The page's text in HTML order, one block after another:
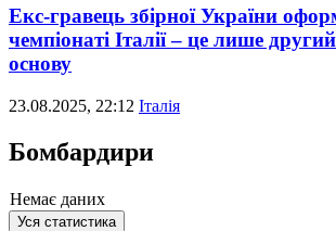
Екс-гравець збірної України
чемпіонаті Італії – це лише
основу
23.08.2025, 22:12 Італія
Бомбардири
Немає даних
Уся статистика